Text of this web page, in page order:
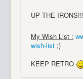
UP THE
My Wish List :
wish-list ;)
KEEP RETRO